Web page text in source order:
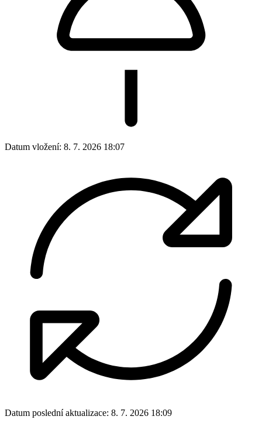
Datum vložení: 8. 7. 2026 18:07
Datum poslední aktualizace: 8. 7. 2026 18:09